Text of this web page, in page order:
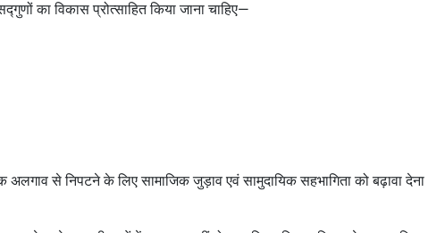
सद्गुणों का विकास प्रोत्साहित किया जाना चाहिए—
से निपटने के लिए सामाजिक जुड़ाव एवं सामुदायिक सहभागिता को बढ़ावा देना